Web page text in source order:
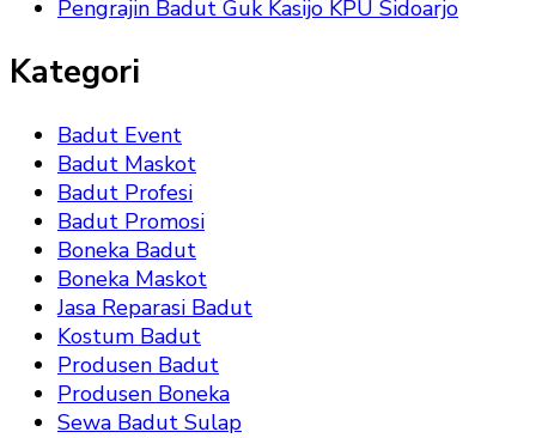
Pengrajin Badut Guk Kasijo KPU Sidoarjo
Kategori
Badut Event
Badut Maskot
Badut Profesi
Badut Promosi
Boneka Badut
Boneka Maskot
Jasa Reparasi Badut
Kostum Badut
Produsen Badut
Produsen Boneka
Sewa Badut Sulap